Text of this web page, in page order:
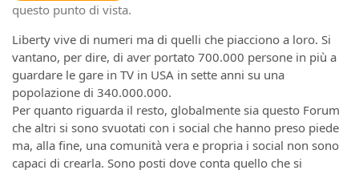
questo punto di vista.
Liberty vive di numeri ma di quelli che piacciono a loro. Si
vantano, per dire, di aver portato 700.000 persone in più a
guardare le gare in TV in USA in sette anni su una
popolazione di 340.000.000.
Per quanto riguarda il resto, globalmente sia questo Forum
che altri si sono svuotati con i social che hanno preso piede
ma, alla fine, una comunità vera e propria i social non sono
capaci di crearla. Sono posti dove conta quello che si